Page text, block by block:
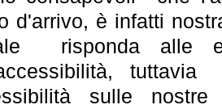
d'arrivo, è infatti
risponda alle
sulle